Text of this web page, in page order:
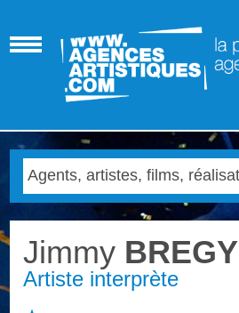
Jimmy BREGY
Artiste interprète